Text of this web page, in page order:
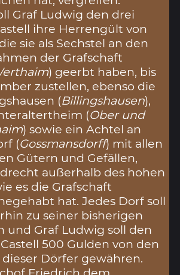
Graf Ludwig den drei
ihre Herrengült von
sie als Sechstel an den
der Grafschaft
) geerbt haben, bis
zustellen, ebenso die
(Billingshausen),
(Ober und
) sowie ein Achtel an
(Gossmansdorff) mit allen
Gütern und Gefällen,
außerhalb des hohen
es die Grafschaft
hat. Jedes Dorf soll
zu seiner bisherigen
und Graf Ludwig soll den
500 Gulden von den
Dörfer gewähren.